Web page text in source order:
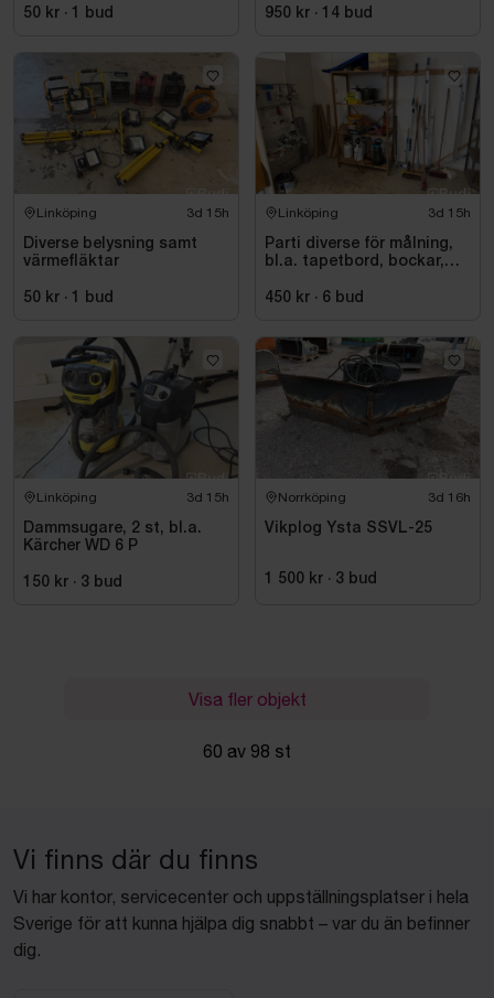
50 kr · 1 bud
950 kr · 14 bud
Linköping 3d 15h
Diverse belysning samt
värmefläktar
50 kr · 1 bud
Linköping 3d 15h
Parti diverse för målning,
bl.a. tapetbord, bockar,
redskap
450 kr · 6 bud
Linköping 3d 15h
Dammsugare, 2 st, bl.a.
Kärcher WD 6 P
150 kr · 3 bud
Norrköping 3d 16h
Vikplog Ysta SSVL-25
1 500 kr · 3 bud
Visa fler objekt
60 av 98 st
Vi finns där du finns
Vi har kontor, servicecenter och uppställningsplatser i hela
Sverige för att kunna hjälpa dig snabbt – var du än befinner
dig.